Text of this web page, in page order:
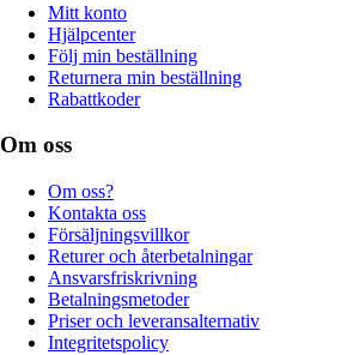
Mitt konto
Hjälpcenter
Följ min beställning
Returnera min beställning
Rabattkoder
Om oss
Om oss?
Kontakta oss
Försäljningsvillkor
Returer och återbetalningar
Ansvarsfriskrivning
Betalningsmetoder
Priser och leveransalternativ
Integritetspolicy